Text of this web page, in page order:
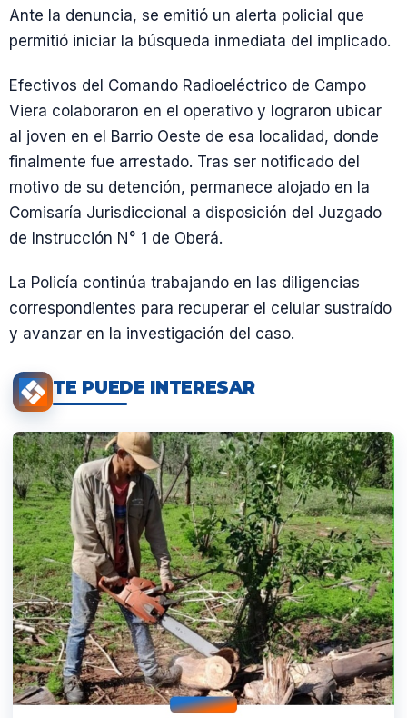
Ante la denuncia, se emitió un alerta policial que
permitió iniciar la búsqueda inmediata del implicado.
Efectivos del Comando Radioeléctrico de Campo
Viera colaboraron en el operativo y lograron ubicar
al joven en el Barrio Oeste de esa localidad, donde
finalmente fue arrestado. Tras ser notificado del
motivo de su detención, permanece alojado en la
Comisaría Jurisdiccional a disposición del Juzgado
de Instrucción N° 1 de Oberá.
La Policía continúa trabajando en las diligencias
correspondientes para recuperar el celular sustraído
y avanzar en la investigación del caso.
TE PUEDE INTERESAR